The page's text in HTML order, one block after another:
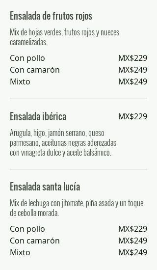
Ensalada de frutos rojos
Mix de hojas verdes, frutos rojos y nueces
caramelizadas.
Con pollo
MX$229
Con camarón
MX$249
Mixto
MX$249
Ensalada ibérica
Arugula, higo, jamón serrano, queso
parmesano, aceitunas negras aderezadas
con vinagreta dulce y aceite balsámico.
MX$229
Ensalada santa lucía
Mix de lechuga con jitomate, piña asada y un toque
de cebolla morada.
Con pollo
MX$229
Con camarón
MX$249
Mixto
MX$249